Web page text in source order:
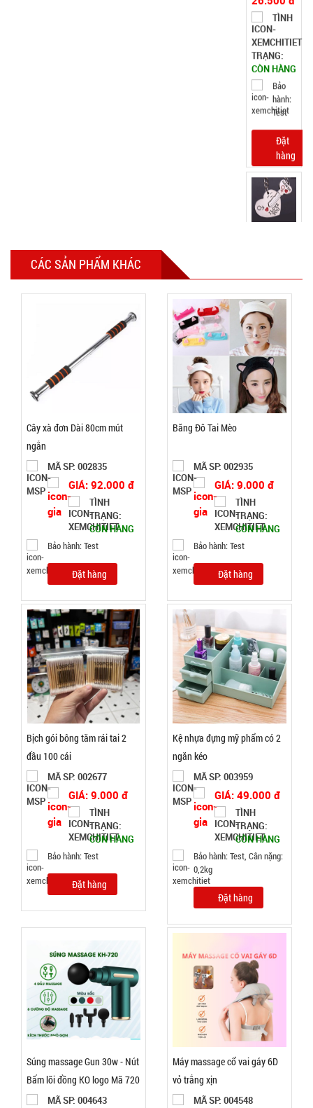
TÌNH
TRẠNG:
CÒN HÀNG
Bảo
hành:
Test
Đặt
hàng
000928
GIÁ:
9.900 đ
TÌNH
Test
hàng
Ấm siêu tốc
( T24, full
vat )
MÃ
SP:
SP004162
GIÁ:
65.000 đ
TRẠNG:
CÒN HÀNG
hành:
KO
hàng
Nồi hấp 2
tầng inox
Soup
Steamer
MÃ
SP:
CÁC SẢN PHẨM KHÁC
Cây xà đơn Dài 80cm mút
ngắn
MÃ SP: 002835
GIÁ: 92.000 đ
TÌNH
TRẠNG:
CÒN HÀNG
Bảo hành: Test
Đặt hàng
Băng Đô Tai Mèo
MÃ SP: 002935
GIÁ: 9.000 đ
TÌNH
TRẠNG:
CÒN HÀNG
Bảo hành: Test
Đặt hàng
Bịch gói bông tăm rái tai 2
đầu 100 cái
MÃ SP: 002677
GIÁ: 9.000 đ
TÌNH
TRẠNG:
CÒN HÀNG
Bảo hành: Test
Đặt hàng
Kệ nhựa đựng mỹ phẩm có 2
ngăn kéo
MÃ SP: 003959
GIÁ: 49.000 đ
TÌNH
TRẠNG:
CÒN HÀNG
Bảo hành: Test, Cân nặng:
0,2kg
Đặt hàng
Súng massage Gun 30w - Nút
Bấm lõi đồng KO logo Mã 720
( T20 )MÃ SP: 004643
Máy massage cổ vai gáy 6D
vỏ trắng xịn
MÃ SP: 004548